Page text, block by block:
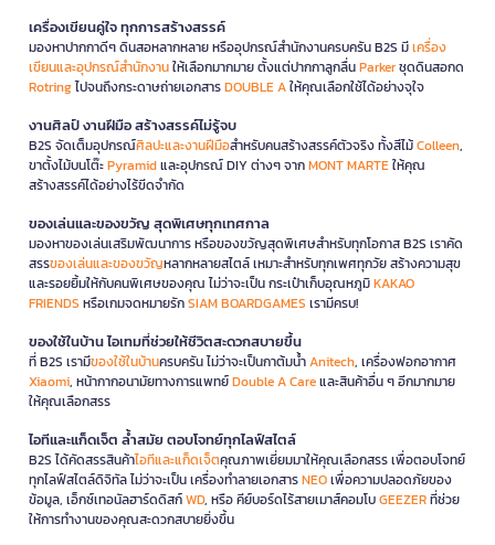
เครื่องเขียนคู่ใจ ทุกการสร้างสรรค์
มองหาปากกาดีๆ ดินสอหลากหลาย หรืออุปกรณ์สำนักงานครบครัน B2S มีเครื่อง
เขียนและอุปกรณ์สำนักงานให้เลือกมากมาย ตั้งแต่ปากกาลูกลื่นParkerชุดดินสอกด
Rotringไปจนถึงกระดาษถ่ายเอกสารDOUBLE Aให้คุณเลือกใช้ได้อย่างจุใจ
งานศิลป์ งานฝีมือ สร้างสรรค์ไม่รู้จบ
B2S จัดเต็มอุปกรณ์ศิลปะและงานฝีมือสำหรับคนสร้างสรรค์ตัวจริง ทั้งสีไม้Colleen,
ขาตั้งไม้บนโต๊ะPyramidและอุปกรณ์ DIY ต่างๆ จากMONT MARTEให้คุณ
สร้างสรรค์ได้อย่างไร้ขีดจำกัด
ของเล่นและของขวัญ สุดพิเศษทุกเทศกาล
มองหาของเล่นเสริมพัฒนาการ หรือของขวัญสุดพิเศษสำหรับทุกโอกาส B2S เราคัด
สรรของเล่นและของขวัญหลากหลายสไตล์ เหมาะสำหรับทุกเพศทุกวัย สร้างความสุข
และรอยยิ้มให้กับคนพิเศษของคุณ ไม่ว่าจะเป็น กระเป๋าเก็บอุณหภูมิKAKAO
FRIENDS หรือเกมจดหมายรักSIAM BOARDGAMES เรามีครบ!
ของใช้ในบ้าน ไอเทมที่ช่วยให้ชีวิตสะดวกสบายขึ้น
ที่ B2S เรามีของใช้ในบ้านครบครัน ไม่ว่าจะเป็นกาต้มน้ำAnitech, เครื่องฟอกอากาศ
Xiaomi, หน้ากากอนามัยทางการแพทย์Double A Careและสินค้าอื่น ๆ อีกมากมาย
ให้คุณเลือกสรร
ไอทีและแก็ดเจ็ต ล้ำสมัย ตอบโจทย์ทุกไลฟ์สไตล์
B2S ได้คัดสรรสินค้าไอทีและแก็ดเจ็ตคุณภาพเยี่ยมมาให้คุณเลือกสรร เพื่อตอบโจทย์
ทุกไลฟ์สไตล์ดิจิทัล ไม่ว่าจะเป็น เครื่องทำลายเอกสารNEOเพื่อความปลอดภัยของ
ข้อมูล, เอ็กซ์เทอนัลฮาร์ดดิสก์WD, หรือ คีย์บอร์ดไร้สายเมาส์คอมโบGEEZERที่ช่วย
ให้การทำงานของคุณสะดวกสบายยิ่งขึ้น